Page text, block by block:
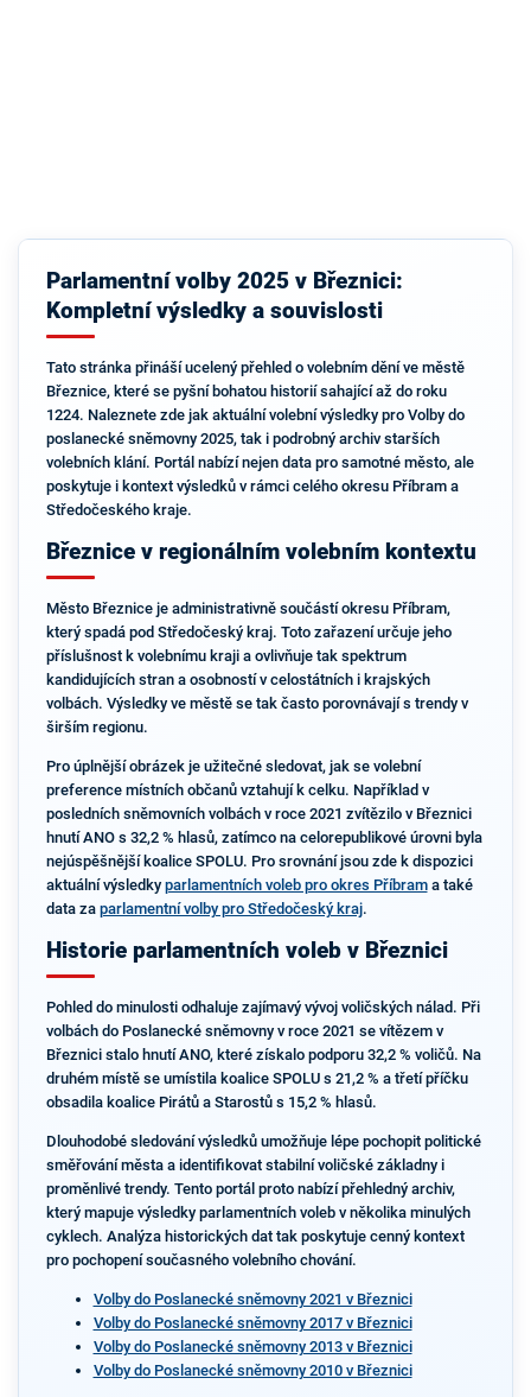
Parlamentní volby 2025 v Březnici:
Kompletní výsledky a souvislosti
Tato stránka přináší ucelený přehled o volebním dění ve městě
Březnice, které se pyšní bohatou historií sahající až do roku
1224. Naleznete zde jak aktuální volební výsledky pro Volby do
poslanecké sněmovny 2025, tak i podrobný archiv starších
volebních klání. Portál nabízí nejen data pro samotné město, ale
poskytuje i kontext výsledků v rámci celého okresu Příbram a
Středočeského kraje.
Březnice v regionálním volebním kontextu
Město Březnice je administrativně součástí okresu Příbram,
který spadá pod Středočeský kraj. Toto zařazení určuje jeho
příslušnost k volebnímu kraji a ovlivňuje tak spektrum
kandidujících stran a osobností v celostátních i krajských
volbách. Výsledky ve městě se tak často porovnávají s trendy v
širším regionu.
Pro úplnější obrázek je užitečné sledovat, jak se volební
preference místních občanů vztahují k celku. Například v
posledních sněmovních volbách v roce 2021 zvítězilo v Březnici
hnutí ANO s 32,2 % hlasů, zatímco na celorepublikové úrovni byla
nejúspěšnější koalice SPOLU. Pro srovnání jsou zde k dispozici
aktuální výsledky parlamentních voleb pro okres Příbrama také
data za parlamentní volby pro Středočeský kraj.
Historie parlamentních voleb v Březnici
Pohled do minulosti odhaluje zajímavý vývoj voličských nálad. Při
volbách do Poslanecké sněmovny v roce 2021 se vítězem v
Březnici stalo hnutí ANO, které získalo podporu 32,2 % voličů. Na
druhém místě se umístila koalice SPOLU s 21,2 % a třetí příčku
obsadila koalice Pirátů a Starostů s 15,2 % hlasů.
Dlouhodobé sledování výsledků umožňuje lépe pochopit politické
směřování města a identifikovat stabilní voličské základny i
proměnlivé trendy. Tento portál proto nabízí přehledný archiv,
který mapuje výsledky parlamentních voleb v několika minulých
cyklech. Analýza historických dat tak poskytuje cenný kontext
pro pochopení současného volebního chování.
Volby do Poslanecké sněmovny 2021 v Březnici
Volby do Poslanecké sněmovny 2017 v Březnici
Volby do Poslanecké sněmovny 2013 v Březnici
Volby do Poslanecké sněmovny 2010 v Březnici